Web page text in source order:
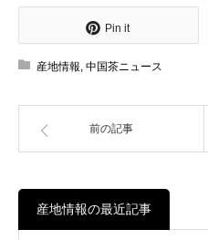
Pin it
産地情報, 中国茶ニュース
前の記事
産地情報の最近記事